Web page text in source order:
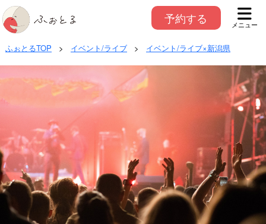
予約する メニュー
ふぉとるTOP > イベント/ライブ > イベント/ライブ×新潟県